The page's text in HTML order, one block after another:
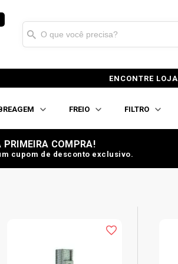
ENCONTRE LOJA
FREIO FILTRO
PRIMEIRA COMPRA!
cupom de desconto exclusivo.